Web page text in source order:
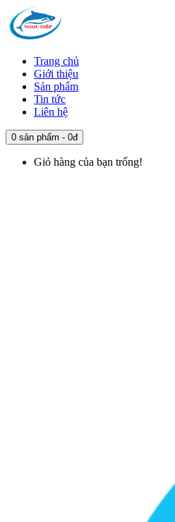
Trang chủ
Giới thiệu
Sản phẩm
Tin tức
Liên hệ
0 sản phẩm - 0đ
Giỏ hàng của bạn trống!